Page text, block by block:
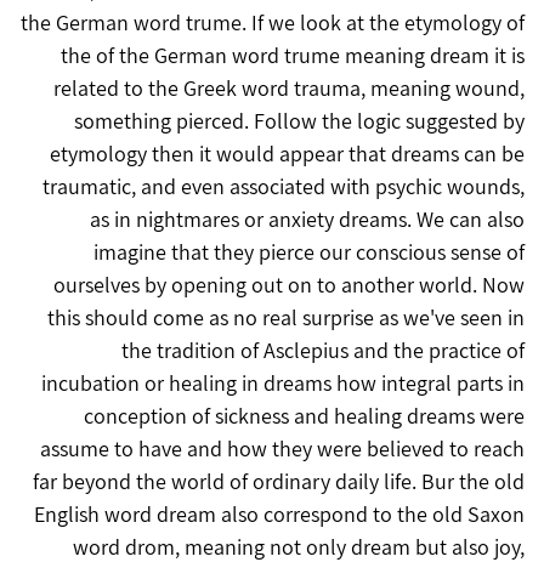
the German word trume. If we look at the etymology of
the of the German word trume meaning dream it is
related to the Greek word trauma, meaning wound,
something pierced. Follow the logic suggested by
etymology then it would appear that dreams can be
traumatic, and even associated with psychic wounds,
as in nightmares or anxiety dreams. We can also
imagine that they pierce our conscious sense of
ourselves by opening out on to another world. Now
this should come as no real surprise as we've seen in
the tradition of Asclepius and the practice of
incubation or healing in dreams how integral parts in
conception of sickness and healing dreams were
assume to have and how they were believed to reach
far beyond the world of ordinary daily life. Bur the old
English word dream also correspond to the old Saxon
word drom, meaning not only dream but also joy,